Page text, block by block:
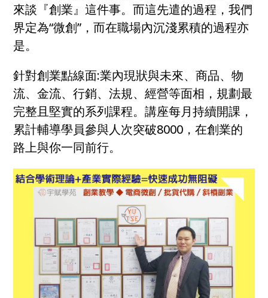
來談『創業』這件事。而這先遣的過程，我們
界定為“微創”，而在職場內沉淺累積的過程亦
是。
針對創業點線面:業內現狀與未來、商品、物
流、金流、行銷、法規、經營等面相，規劃最
完整且堅實的系列課程。講座每月持續開課，
累計輔導學員參與人次突破8000，在創業的
路上與你一同前行。